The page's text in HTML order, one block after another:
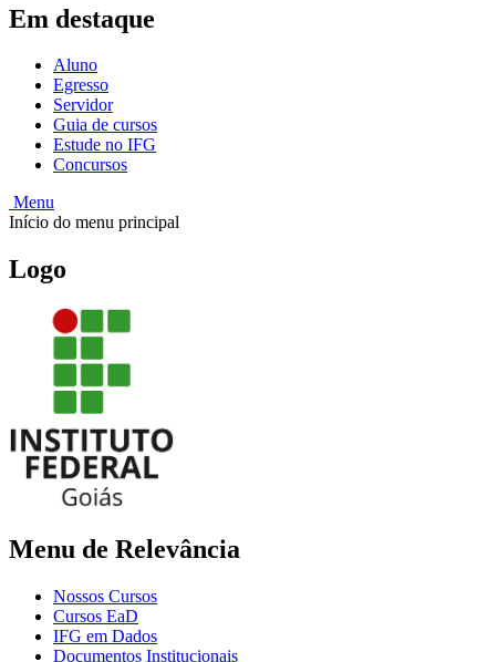
Em destaque
Aluno
Egresso
Servidor
Guia de cursos
Estude no IFG
Concursos
Menu
Início do menu principal
Logo
Menu de Relevância
Nossos Cursos
Cursos EaD
IFG em Dados
Documentos Institucionais